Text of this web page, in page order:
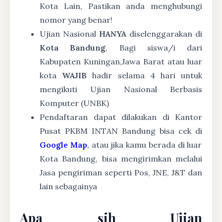
Kota Lain, Pastikan anda menghubungi
nomor yang benar!
Ujian Nasional HANYA diselenggarakan di
Kota Bandung, Bagi siswa/i dari
Kabupaten Kuningan,Jawa Barat atau luar
kota WAJIB hadir selama 4 hari untuk
mengikuti Ujian Nasional Berbasis
Komputer (UNBK)
Pendaftaran dapat dilakukan di Kantor
Pusat PKBM INTAN Bandung bisa cek di
Google Map, atau jika kamu berada di luar
Kota Bandung, bisa mengirimkan melalui
Jasa pengiriman seperti Pos, JNE, J&T dan
lain sebagainya
Apa sih Ujian